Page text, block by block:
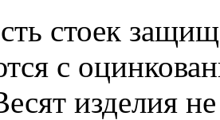
стоек
с
изделия